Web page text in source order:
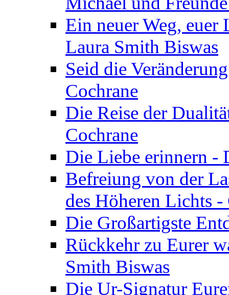
Ein neuer Weg, euer
Laura Smith Biswas
Seid die
Cochrane
Die Reise der
Cochrane
Die Liebe erinnern -
Befreiung von der
des Höheren Lichts
Die Großartigste
Rückkehr zu Eurer
Smith Biswas
Die Ur-Signatur